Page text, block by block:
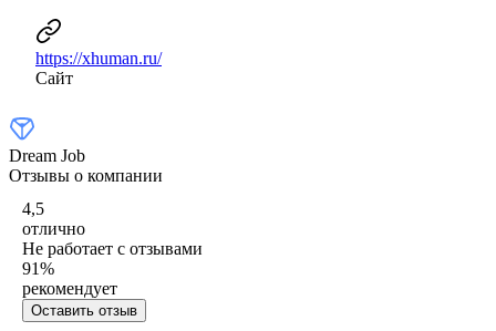
https://xhuman.ru/
Сайт
Dream Job
Отзывы о компании
4,5
отлично
Не работает с отзывами
91%
рекомендует
Оставить отзыв